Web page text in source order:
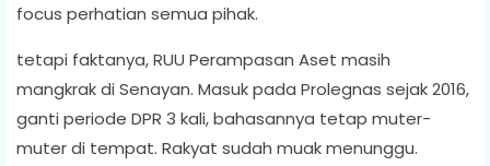
focus perhatian semua pihak.
tetapi faktanya, RUU Perampasan Aset masih
mangkrak di Senayan. Masuk pada Prolegnas sejak 2016,
ganti periode DPR 3 kali, bahasannya tetap muter-
muter di tempat. Rakyat sudah muak menunggu.